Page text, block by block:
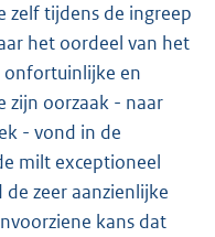
zelf tijdens de ingreep
het oordeel van het
onfortuinlijke en
zijn oorzaak - naar
- vond in de
milt exceptioneel
zeer aanzienlijke
kans dat